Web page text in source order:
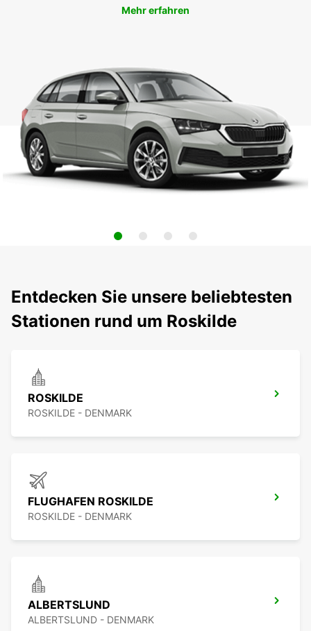
Mehr erfahren
Entdecken Sie unsere beliebtesten
Stationen rund um Roskilde
ROSKILDE
ROSKILDE - DENMARK
FLUGHAFEN ROSKILDE
ROSKILDE - DENMARK
ALBERTSLUND
ALBERTSLUND - DENMARK